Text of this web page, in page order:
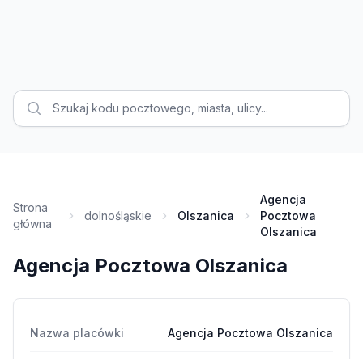
Strona
główna
dolnośląskie Olszanica
Agencja
Pocztowa
Olszanica
Agencja Pocztowa Olszanica
Nazwa placówki Agencja Pocztowa Olszanica